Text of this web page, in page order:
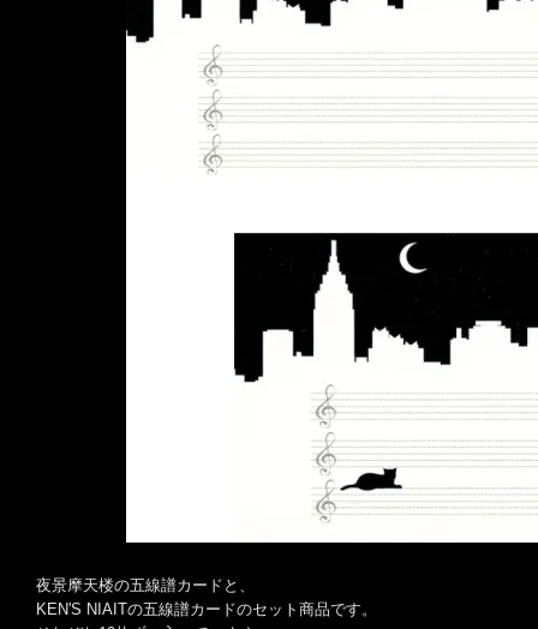
夜景摩天楼の五線譜カードと、
KEN'S NIAITの五線譜カードのセット商品です。